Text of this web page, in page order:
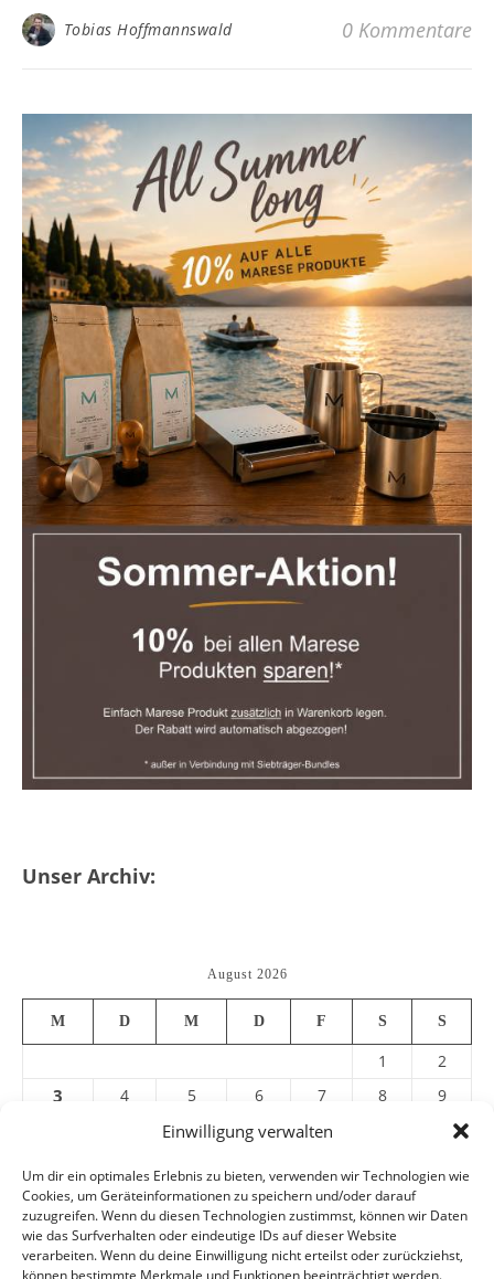
Einwilligung verwalten
Um dir ein optimales Erlebnis zu bieten, verwenden wir Technologien wie
Cookies, um Geräteinformationen zu speichern und/oder darauf
zuzugreifen. Wenn du diesen Technologien zustimmst, können wir Daten
wie das Surfverhalten oder eindeutige IDs auf dieser Website
verarbeiten. Wenn du deine Einwilligung nicht erteilst oder zurückziehst,
können bestimmte Merkmale und Funktionen beeinträchtigt werden.
Tobias Hoffmannswald 0 Kommentare
Unser Archiv:
August 2026
M D M D F S S
1 2
3 4 5 6 7 8
9
12 13 14
24
25 26 27 28 29
31